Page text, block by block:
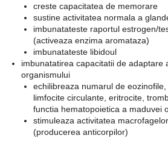
creste capacitatea de memorare
sustine activitatea normala a
imbunatateste raportul estrogen/
(activeaza enzima aromataza)
imbunatateste libidoul
imbunatatirea capacitatii de adaptare
organismului
echilibreaza numarul de eozinofile,
limfocite circulante, eritrocite,
functia hematopoietica a maduvei
stimuleaza activitatea
(producerea anticorpilor)